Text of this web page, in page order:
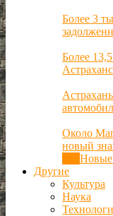
Более 3
Более
Около
новый
Новые
Другие
Культура
Наука